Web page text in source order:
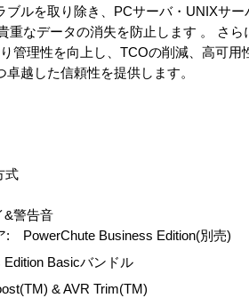
ブルを取り除き、PCサーバ・UNIXサ
重なデータの消失を防止します 。 さ
管理性を向上し、TCOの削減、高可用
越した信頼性を提供します。
式
&警告音
: PowerChute Business Edition(別売)
Edition Basicバンドル
& AVR Trim(TM)